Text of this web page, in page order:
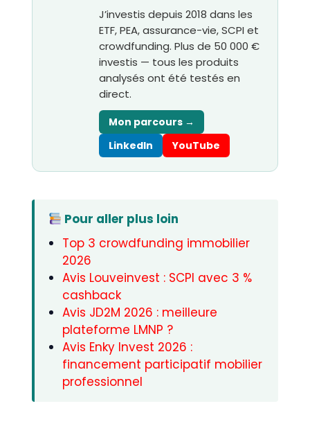
J’investis depuis 2018 dans les
ETF, PEA, assurance-vie, SCPI et
crowdfunding. Plus de 50 000 €
investis — tous les produits
analysés ont été testés en
direct.
Mon parcours →
LinkedIn
YouTube
Pour aller plus loin
Top 3 crowdfunding immobilier
2026
Avis Louveinvest : SCPI avec 3 %
cashback
Avis JD2M 2026 : meilleure
plateforme LMNP ?
Avis Enky Invest 2026 :
financement participatif mobilier
professionnel